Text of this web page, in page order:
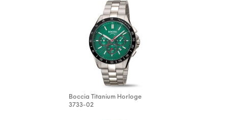
Boccia Titanium Horloge
3733-02